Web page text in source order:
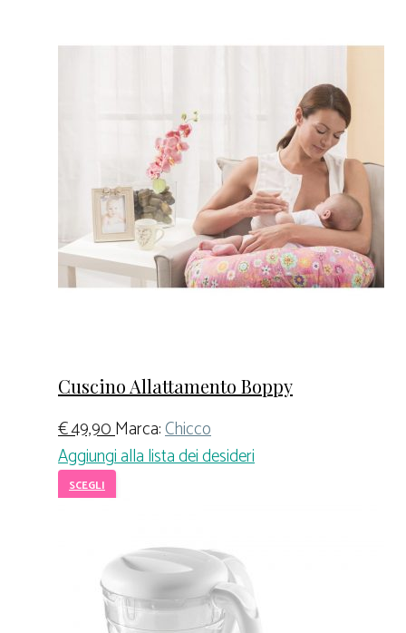
Cuscino Allattamento Boppy
€49,90Marca:Chicco
Aggiungi alla lista dei desideri
SCEGLI